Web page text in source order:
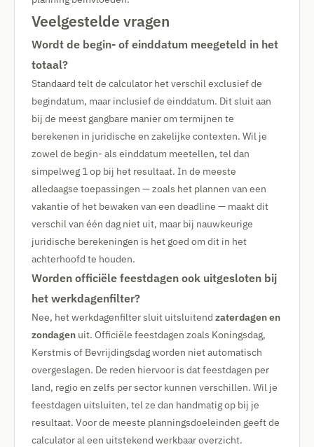
Veelgestelde vragen
Wordt de begin- of einddatum meegeteld in het
totaal?
Standaard telt de calculator het verschil exclusief de
begindatum, maar inclusief de einddatum. Dit sluit aan
bij de meest gangbare manier om termijnen te
berekenen in juridische en zakelijke contexten. Wil je
zowel de begin- als einddatum meetellen, tel dan
simpelweg 1 op bij het resultaat. In de meeste
alledaagse toepassingen — zoals het plannen van een
vakantie of het bewaken van een deadline — maakt dit
verschil van één dag niet uit, maar bij nauwkeurige
juridische berekeningen is het goed om dit in het
achterhoofd te houden.
Worden officiële feestdagen ook uitgesloten bij
het werkdagenfilter?
Nee, het werkdagenfilter sluit uitsluitend zaterdagen en
zondagen uit. Officiële feestdagen zoals Koningsdag,
Kerstmis of Bevrijdingsdag worden niet automatisch
overgeslagen. De reden hiervoor is dat feestdagen per
land, regio en zelfs per sector kunnen verschillen. Wil je
feestdagen uitsluiten, tel ze dan handmatig op bij je
resultaat. Voor de meeste planningsdoeleinden geeft de
calculator al een uitstekend werkbaar overzicht.